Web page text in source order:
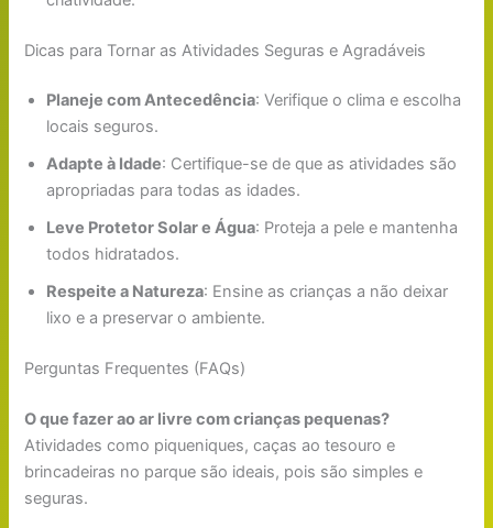
Dicas para Tornar as Atividades Seguras e Agradáveis
Planeje com Antecedência: Verifique o clima e escolha
locais seguros.
Adapte à Idade: Certifique-se de que as atividades são
apropriadas para todas as idades.
Leve Protetor Solar e Água: Proteja a pele e mantenha
todos hidratados.
Respeite a Natureza: Ensine as crianças a não deixar
lixo e a preservar o ambiente.
Perguntas Frequentes (FAQs)
O que fazer ao ar livre com crianças pequenas?
Atividades como piqueniques, caças ao tesouro e
brincadeiras no parque são ideais, pois são simples e
seguras.